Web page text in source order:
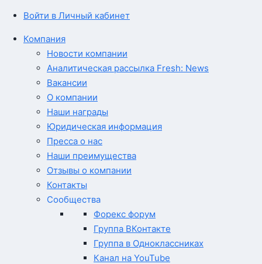
Войти в Личный кабинет
Компания
Новости компании
Аналитическая рассылка Fresh: News
Вакансии
О компании
Наши награды
Юридическая информация
Пресса о нас
Наши преимущества
Отзывы о компании
Контакты
Сообщества
Форекс форум
Группа ВКонтакте
Группа в Одноклассниках
Канал на YouTube